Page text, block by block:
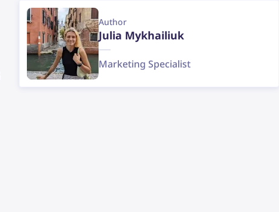
Author
Julia Mykhailiuk
Marketing Specialist